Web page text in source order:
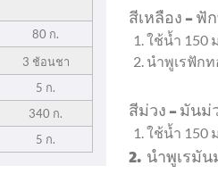
80 ก.
3 ช้อนชา
5 ก.
340 ก.
5 ก.
สีเหลือง – ฟั
ใช้น้ำ 150
นำพูเรฟัก
สีม่วง – มันม่
ใช้น้ำ 150
2. นำพูเรมั